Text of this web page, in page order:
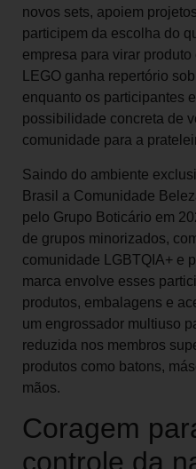
novos sets, apoiem
participem da escolha do
empresa para virar
LEGO ganha repertório
enquanto os participantes
possibilidade concreta de
comunidade para a
Saindo do ambiente
Brasil a Comunidade
pelo Grupo Boticário em
de grupos minorizados,
comunidade LGBTQIA+ e
marca envolve esses
produtos, embalagens e
um engrossador multiuso
reduzida nos membros
produtos como batons,
mãos.
Coragem
controle da